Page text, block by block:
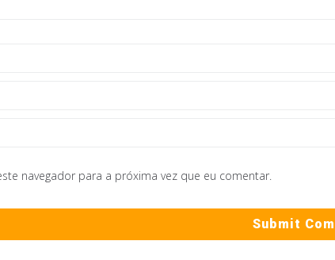
navegador para a próxima vez que eu comentar.